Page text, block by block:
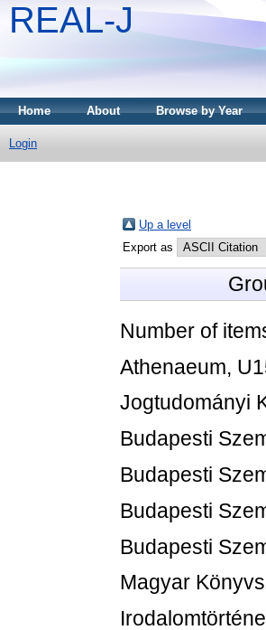
REAL-J
Home About Browse by Year
Login
Up a level
Export as
Number of
Athenaeum,
Jogtudományi
Budapesti
Budapesti
Budapesti
Budapesti
Magyar